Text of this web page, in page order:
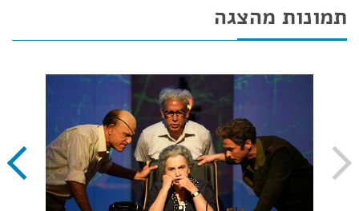
תמונות מהצגה